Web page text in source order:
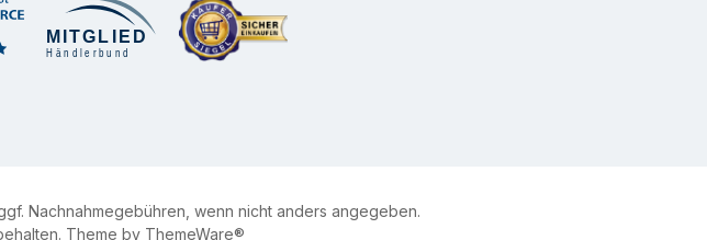
Nachnahmegebühren, wenn nicht anders angegeben.
Theme by ThemeWare®